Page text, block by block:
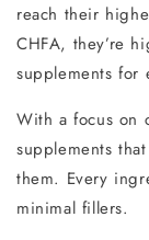
reach their
CHFA, they’re
supplements for
With a focus on
supplements
them. Every
minimal fillers.